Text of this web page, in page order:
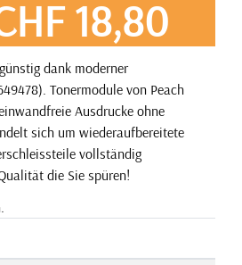
18,80
dank moderner
Tonermodule von Peach
Ausdrucke ohne
sich um wiederaufbereitete
vollständig
die Sie spüren!